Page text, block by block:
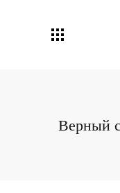
Верный